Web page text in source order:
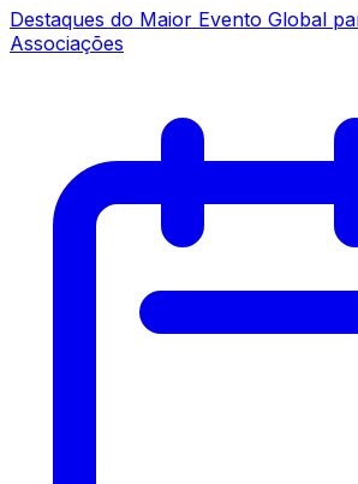
Destaques do Maior Evento Global
Associações